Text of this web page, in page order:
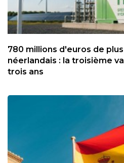
780 millions d'euros de
néerlandais : la troisième
trois ans